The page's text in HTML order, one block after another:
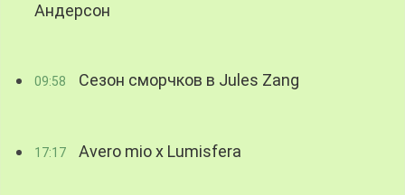
Андерсон
09:58 Сезон сморчков в Jules Zang
17:17 Avero mio x Lumisfera